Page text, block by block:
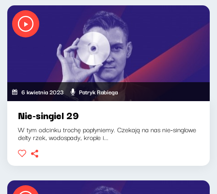
6 kwietnia 2023 Patryk Rabiega
Nie-singiel 29
W tym odcinku trochę popłyniemy. Czekają na nas nie-singlowe
delty rzek, wodospady, krople i...